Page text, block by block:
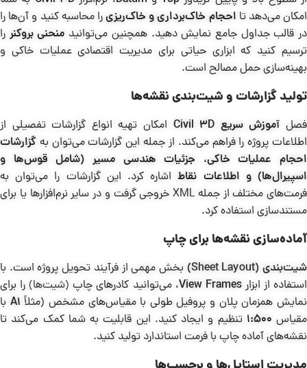
امکان می‌دهد تا احجام خاک‌برداری و خاک‌ریزیرا محاسبه کنید و آن‌ها را
در قالب جداول جامع نمایش دهید. همچنین می‌توانید منحنی بروکنر را
ترسیم کنید که ابزاری حیاتی برای مدیریت اقتصادی عملیات خاکی و
بهینه‌سازی حمل مصالح است.
تولید گزارشات و شیت‌بندی نقشه‌ها
فصل آموزش سریع Civil 3D
امکان تهیه انواع گزارشات تفصیلی از
اطلاعات پروژه را فراهم می‌کند. از جمله این گزارشات می‌توان به گزارشات
احجام عملیات خاکی، جزئیات هندسی مسیر (شامل قوس‌ها و
اسپیرال‌ها) و اطلاعات نقاطاشاره کرد. این گزارشات را می‌توان به
فرمت‌های مختلف از جمله XML خروجی گرفت و در سایر نرم‌افزارها یا برای
مستندسازی استفاده کرد.
آماده‌سازی نقشه‌ها برای چاپ
شیت‌بندی(Sheet Layout)
بخش مهمی از فرآیند تحویل پروژه است. با
استفاده از ابزارView Frames، می‌توانید کادرهای چاپ (شیت‌ها)را برای
نمایش همزمان پلان و پروفیل طولی با مقیاس‌های مشخص (مثلاً A1 با
مقیاس 1:500 تنظیم و ایجاد کنید. این قابلیت به شما کمک می‌کند تا
نقشه‌های آماده چاپ با فرمت استاندارد تولید کنید.